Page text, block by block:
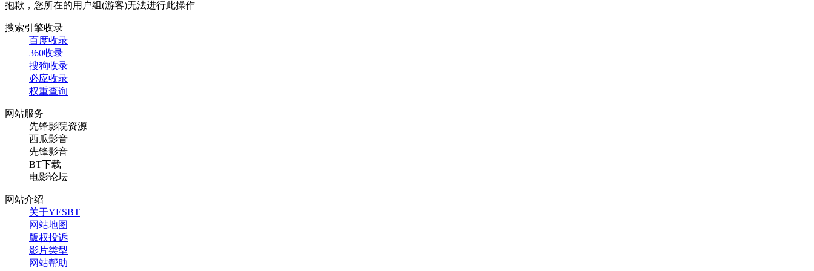
抱歉，您所在的用户组(游客)无法进行此操作
搜索引擎收录
百度收录
360收录
搜狗收录
必应收录
权重查询
网站服务
先锋影院资源
西瓜影音
先锋影音
BT下载
电影论坛
网站介绍
关于YESBT
网站地图
版权投诉
影片类型
网站帮助